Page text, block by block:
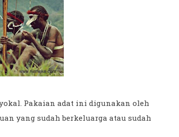
Pakaian adat ini digunakan oleh
yang sudah berkeluarga atau sudah